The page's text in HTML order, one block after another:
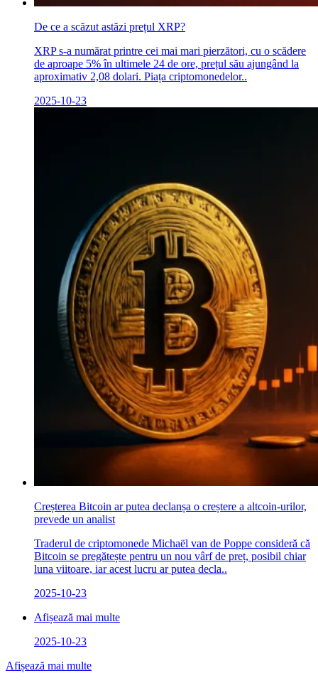
De ce a scăzut astăzi prețul XRP?
XRP s-a numărat printre cei mai mari pierzători, cu o scădere
de aproape 5% în ultimele 24 de ore, prețul său ajungând la
aproximativ 2,08 dolari. Piața criptomonedelor..
2025-10-23
Creșterea Bitcoin ar putea declanșa o creștere a altcoin-urilor,
prevede un analist
Traderul de criptomonede Michaël van de Poppe consideră că
Bitcoin se pregătește pentru un nou vârf de preț, posibil chiar
luna viitoare, iar acest lucru ar putea decla..
2025-10-23
Afișează mai multe
2025-10-23
Afișează mai multe